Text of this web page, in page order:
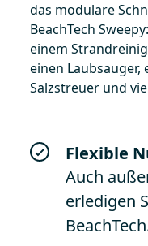
das modulare
BeachTech
einem
einen Laubsauger,
Salzstreuer und
Flexible
Auch
erledigen